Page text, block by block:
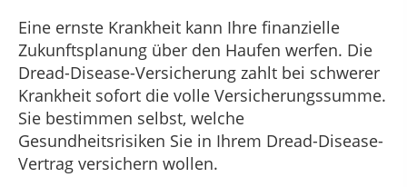
Eine ernste Krankheit kann Ihre finanzielle
Zukunftsplanung über den Haufen werfen. Die
Dread-Disease-Versicherung zahlt bei schwerer
Krankheit sofort die volle Versicherungssumme.
Sie bestimmen selbst, welche
Gesundheitsrisiken Sie in Ihrem Dread-Disease-
Vertrag versichern wollen.